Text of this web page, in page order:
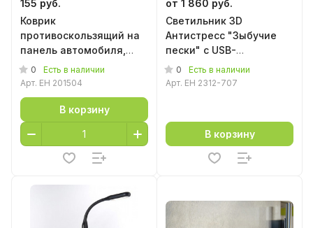
155 руб.
Коврик
противоскользящий на
панель автомобиля,
8*14 см
0
Есть в наличии
Арт. EH 201504
В корзину
от 1 860 руб.
Светильник 3D
Антистресс "Зыбучие
пески" с USB-
подзарядкой
0
Есть в наличии
Арт. EH 2312-707
В корзину